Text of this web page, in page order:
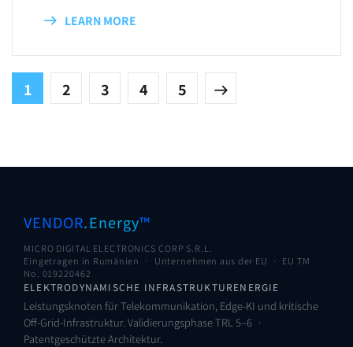
LEARN MORE
1 2 3 4 5
VENDOR.Energy™
MICRO DIGITAL ELECTRONICS CORP S.R.L.
Eingetragen in Rumänien · Unternehmen aus der EU · EU TM
No. 019220462
ELEKTRODYNAMISCHE INFRASTRUKTURENERGIE
Leistungsknoten für Telekommunikation, Edge-KI und kritische
Off-Grid-Infrastruktur. Validierungsphase TRL 5–6 ·
Patentgeschützte Architektur.